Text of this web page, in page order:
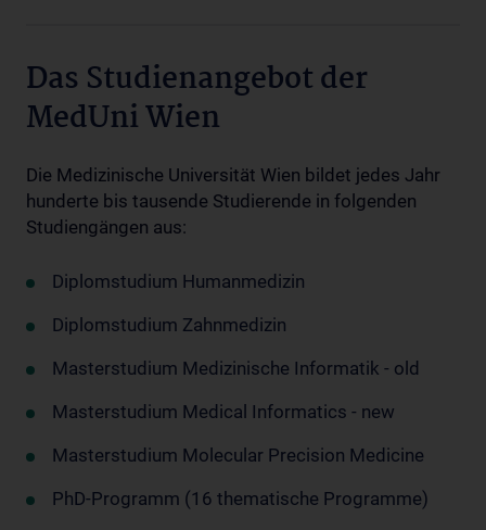
Das Studienangebot der
MedUni Wien
Die Medizinische Universität Wien bildet jedes Jahr
hunderte bis tausende Studierende in folgenden
Studiengängen aus:
Diplomstudium Humanmedizin
Diplomstudium Zahnmedizin
Masterstudium Medizinische Informatik - old
Masterstudium Medical Informatics - new
Masterstudium Molecular Precision Medicine
PhD-Programm (16 thematische Programme)